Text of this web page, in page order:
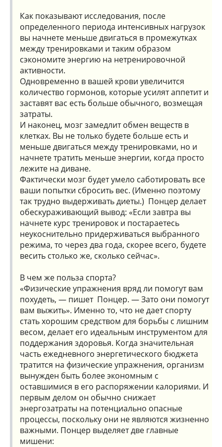
Как показывают исследования, после
определенного периода интенсивных нагрузок
вы начнете меньше двигаться в промежутках
между тренировками и таким образом
сэкономите энергию на нетренировочной
активности.
Одновременно в вашей крови увеличится
количество гормонов, которые усилят аппетит и
заставят вас есть больше обычного, возмещая
затраты.
И наконец, мозг замедлит обмен веществ в
клетках. Вы не только будете больше есть и
меньше двигаться между тренировками, но и
начнете тратить меньше энергии, когда просто
лежите на диване.
Фактически мозг будет умело саботировать все
ваши попытки сбросить вес. (Именно поэтому
так трудно выдерживать диеты.) Понцер делает
обескураживающий вывод: «Если завтра вы
начнете курс тренировок и постараетесь
неукоснительно придерживаться выбранного
режима, то через два года, скорее всего, будете
весить столько же, сколько сейчас».
В чем же польза спорта?
«Физические упражнения вряд ли помогут вам
похудеть, — пишет Понцер. — Зато они помогут
вам выжить». Именно то, что не дает спорту
стать хорошим средством для борьбы с лишним
весом, делает его идеальным инструментом для
поддержания здоровья. Когда значительная
часть ежедневного энергетического бюджета
тратится на физические упражнения, организм
вынужден быть более экономным с
оставшимися в его распоряжении калориями. И
первым делом он обычно снижает
энергозатраты на потенциально опасные
процессы, поскольку они не являются жизненно
важными. Понцер выделяет две главные
мишени: